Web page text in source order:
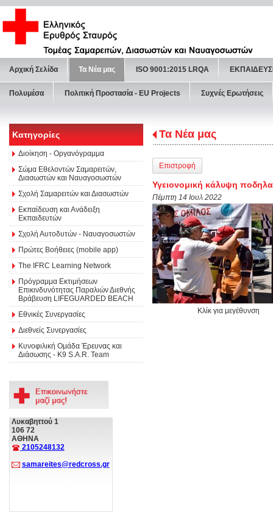
Αρχική Σελίδα Τα Νέα μας ISO 9001:2015 LRQA
Πολυμέσα Πολιτική Προστασία - ΕU Projects Συχνές Ερωτήσεις
Κατηγορίες
Διοίκηση - Οργανόγραμμα
Σώμα Εθελοντών Σαμαρειτών,
Διασωστών και Ναυαγοσωστών
Σχολή Σαμαρειτών και Διασωστών
Εκπαίδευση και Ανάδειξη
Εκπαιδευτών
Σχολή Αυτοδυτών - Ναυαγοσωστών
Πρώτες Βοήθειες (mobile app)
The IFRC Learning Network
Πρόγραμμα Εκτιμήσεων
Επικινδυνότητας Παραλιών Διεθνής
Βράβευση LIFEGUARDED BEACH
Εθνικές Συνεργασίες
Διεθνείς Συνεργασίες
Κυνοφιλική Ομάδα Έρευνας και
Διάσωσης - Κ9 S.A.R. Team
Λυκαβηττού 1
106 72
ΑΘΗΝΑ
2105248132
samareites@redcross.gr
Τα Νέα μας
Επιστροφή
Υγειονομική κάλυψη
Πέμπτη 14 Ιουλ 2022
Κλίκ για μεγέθυνση